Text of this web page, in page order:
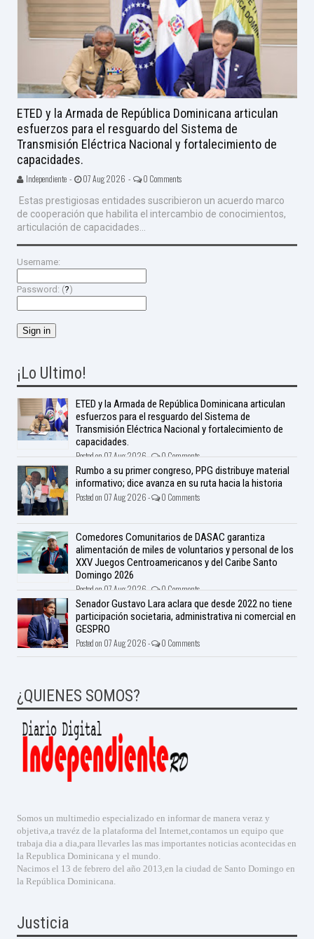
ETED y la Armada de República Dominicana articulan
esfuerzos para el resguardo del Sistema de
Transmisión Eléctrica Nacional y fortalecimiento de
capacidades.
Independiente - 07 Aug 2026 - 0 Comments
Estas prestigiosas entidades suscribieron un acuerdo marco
de cooperación que habilita el intercambio de conocimientos,
articulación de capacidades...
Username:
Password: (?)
¡Lo Ultimo!
ETED y la Armada de República Dominicana articulan
esfuerzos para el resguardo del Sistema de
Transmisión Eléctrica Nacional y fortalecimiento de
capacidades.
Posted on 07 Aug 2026 - 0 Comments
Rumbo a su primer congreso, PPG distribuye material
informativo; dice avanza en su ruta hacia la historia
Posted on 07 Aug 2026 - 0 Comments
Comedores Comunitarios de DASAC garantiza
alimentación de miles de voluntarios y personal de los
XXV Juegos Centroamericanos y del Caribe Santo
Domingo 2026
Posted on 07 Aug 2026 - 0 Comments
Senador Gustavo Lara aclara que desde 2022 no tiene
participación societaria, administrativa ni comercial en
GESPRO
Posted on 07 Aug 2026 - 0 Comments
¿QUIENES SOMOS?
Somos un multimedio especializado en informar de manera veraz y
objetiva,a travéz de la plataforma del Internet,contamos un equipo que
trabaja dia a dia,para llevarles las mas importantes noticias acontecidas en
la Republica Dominicana y el mundo.
Nacimos el 13 de febrero del año 2013,en la ciudad de Santo Domingo en
la República Dominicana.
Justicia